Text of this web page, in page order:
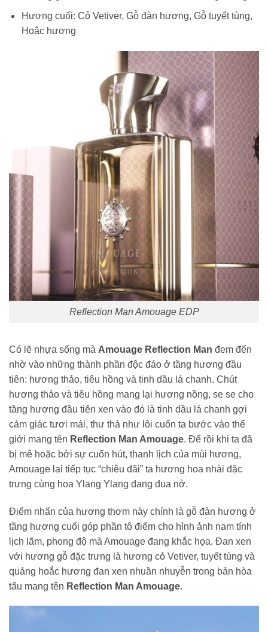
Hương cuối: Cỏ Vetiver, Gỗ đàn hương, Gỗ tuyết tùng,
Hoắc hương
Reflection Man Amouage EDP
Có lẽ nhựa sống mà Amouage Reflection Man đem đến
nhờ vào những thành phần độc đáo ở tầng hương đầu
tiên: hương thảo, tiêu hồng và tinh dầu lá chanh. Chút
hương thảo và tiêu hồng mang lại hương nồng, se se cho
tầng hương đầu tiên xen vào đó là tinh dầu lá chanh gợi
cảm giác tươi mái, thư thả như lôi cuốn ta bước vào thế
giới mang tên Reflection Man Amouage. Để rồi khi ta đã
bị mê hoặc bởi sự cuốn hút, thanh lịch của mùi hương,
Amouage lại tiếp tục “chiêu đãi” ta hương hoa nhài đặc
trưng cùng hoa Ylang Ylang đang đua nở.
Điểm nhấn của hương thơm này chính là gỗ đàn hương ở
tầng hương cuối góp phần tô điểm cho hình ảnh nam tính
lịch lãm, phong độ mà Amouage đang khắc họa. Đan xen
với hương gỗ đặc trưng là hương cỏ Vetiver, tuyết tùng và
quảng hoắc hương đan xen nhuần nhuyễn trong bản hòa
tấu mang tên Reflection Man Amouage.